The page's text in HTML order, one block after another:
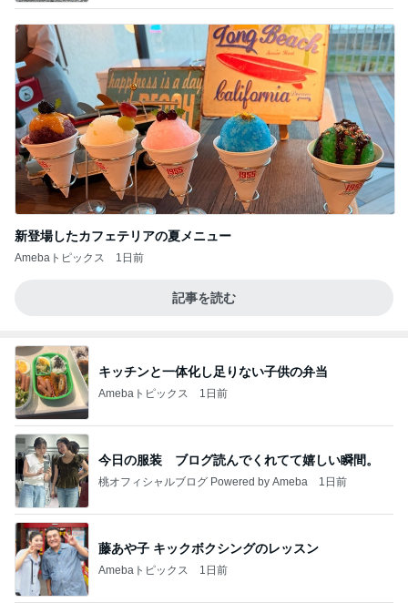
新登場したカフェテリアの夏メニュー
Amebaトピックス 1日前
記事を読む
キッチンと一体化し足りない子供の弁当
Amebaトピックス 1日前
今日の服装 ブログ読んでくれてて嬉しい瞬間。
桃オフィシャルブログ Powered by Ameba 1日前
藤あや子 キックボクシングのレッスン
Amebaトピックス 1日前